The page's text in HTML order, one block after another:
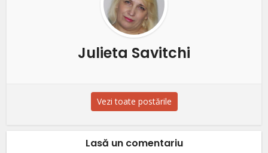
Julieta Savitchi
Vezi toate postările
Lasă un comentariu